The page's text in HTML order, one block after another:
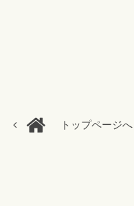
トップページへ